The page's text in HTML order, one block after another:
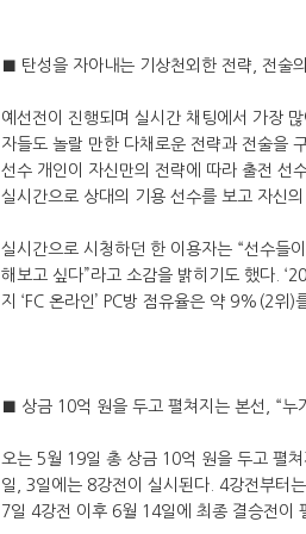
■ 탄성을 자아내는 기상천외한 전략, 전술
예선전이 진행되며 실시간 채팅에서 가장
자들도 놀랄 만한 다채로운 전략과 전술을
선수 개인이 자신만의 전략에 따라 출전 선
실시간으로 상대의 기용 선수를 보고 자신
실시간으로 시청하던 한 이용자는 “선수들
해보고 싶다”라고 소감을 밝히기도 했다.
지 ‘FC 온라인’ PC방 점유율은 약 9%(2위
■ 상금 10억 원을 두고 펼쳐지는 본선, “누
오는 5월 19일 총 상금 10억 원을 두고 펼
일, 3일에는 8강전이 실시된다. 4강전부터
7일 4강전 이후 6월 14일에 최종 결승전이